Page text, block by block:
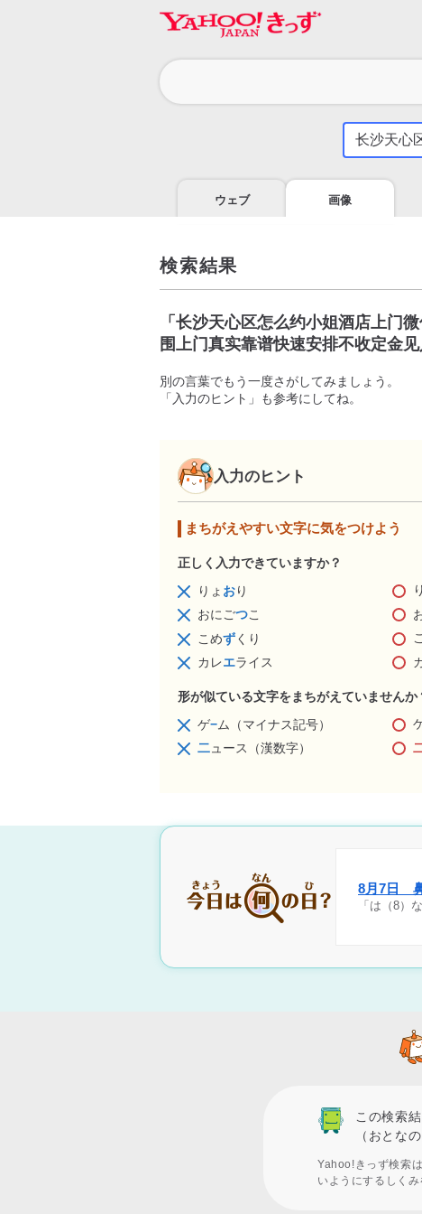
気
こ
う
ウェブ 画像
検索結果
「 长沙天心区怎么约小姐酒店上门
围上门真实靠谱快速安排不收定金
別の言葉でもう一度さがしてみましょう。
「入力のヒント」も参考にしてね。
入力のヒント
まちがえやすい文字に気をつけよう
正しく入力できていますか？
りょ おり
おにごつこ
こめずくり
カレエライス
形が似ている文字をまちがえていませんか
ゲ−ム（マイナス記号）
二ュース（漢数字）
8月7日
「は（8）
この検索
（おとな
Yahoo!きっず検索
いようにするしくみ